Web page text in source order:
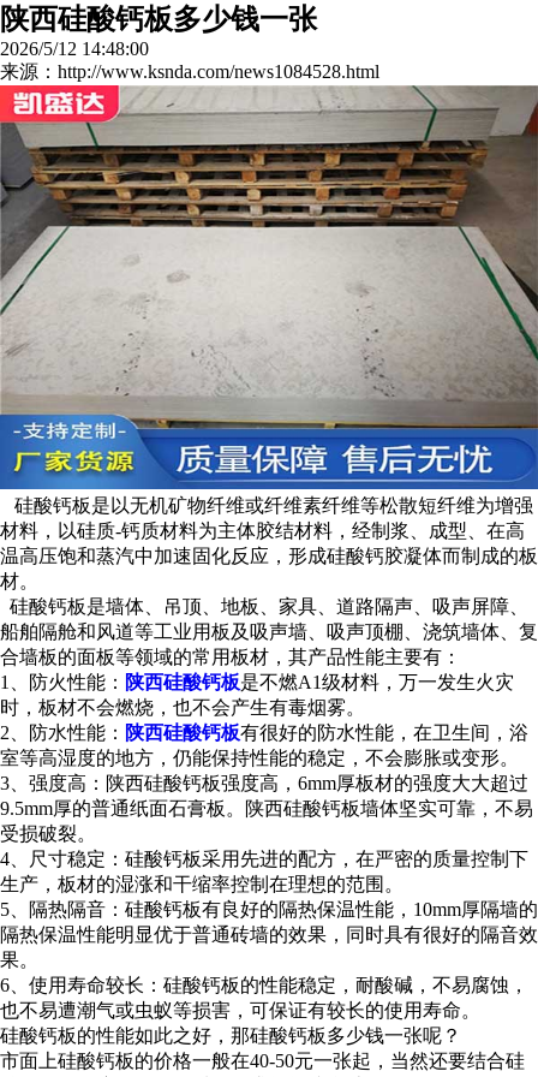
陕西硅酸钙板多少钱一张
2026/5/12 14:48:00
来源：http://www.ksnda.com/news1084528.html
硅酸钙板是以无机矿物纤维或纤维素纤维等松散短纤维为增强
材料，以硅质-钙质材料为主体胶结材料，经制浆、成型、在高
温高压饱和蒸汽中加速固化反应，形成硅酸钙胶凝体而制成的板
材。
硅酸钙板是墙体、吊顶、地板、家具、道路隔声、吸声屏障、
船舶隔舱和风道等工业用板及吸声墙、吸声顶棚、浇筑墙体、复
合墙板的面板等领域的常用板材，其产品性能主要有：
1、防火性能： 陕西硅酸钙板是不燃A1级材料，万一发生火灾
时，板材不会燃烧，也不会产生有毒烟雾。
2、防水性能： 陕西硅酸钙板有很好的防水性能，在卫生间，浴
室等高湿度的地方，仍能保持性能的稳定，不会膨胀或变形。
3、强度高：陕西硅酸钙板强度高，6mm厚板材的强度大大超过
9.5mm厚的普通纸面石膏板。陕西硅酸钙板墙体坚实可靠，不易
受损破裂。
4、尺寸稳定：硅酸钙板采用先进的配方，在严密的质量控制下
生产，板材的湿涨和干缩率控制在理想的范围。
5、隔热隔音：硅酸钙板有良好的隔热保温性能，10mm厚隔墙的
隔热保温性能明显优于普通砖墙的效果，同时具有很好的隔音效
果。
6、使用寿命较长：硅酸钙板的性能稳定，耐酸碱，不易腐蚀，
也不易遭潮气或虫蚁等损害，可保证有较长的使用寿命。
硅酸钙板的性能如此之好，那硅酸钙板多少钱一张呢？
市面上硅酸钙板的价格一般在40-50元一张起，当然还要结合硅